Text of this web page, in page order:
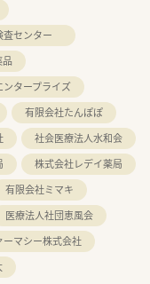
査センター
タープライズ
有限会社たんぽぽ
社会医療法人水和会
株式会社レデイ薬局
有限会社ミマキ
医療法人社団恵風会
マシー株式会社